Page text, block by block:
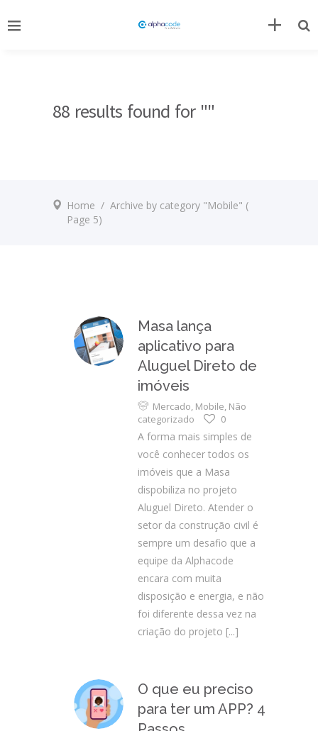
88 results found for ""
Home / Archive by category "Mobile" (
Page 5)
Masa lança
aplicativo para
Aluguel Direto de
imóveis
Mercado, Mobile, Não
categorizado
0
A forma mais simples de
você conhecer todos os
imóveis que a Masa
dispobiliza no projeto
Aluguel Direto. Atender o
setor da construção civil é
sempre um desafio que a
equipe da Alphacode
encara com muita
disposição e energia, e não
foi diferente dessa vez na
criação do projeto [...]
O que eu preciso
para ter um APP? 4